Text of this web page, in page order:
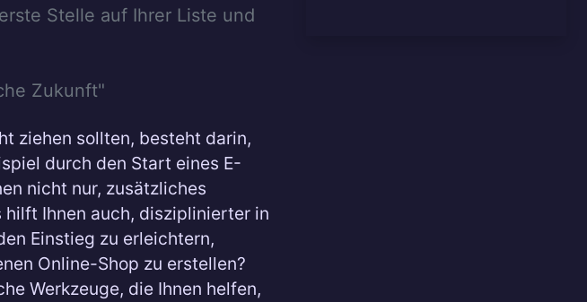
Stelle auf Ihrer Liste und
Zukunft"
ziehen sollten, besteht darin,
durch den Start eines E-
nicht nur, zusätzliches
hilft Ihnen auch, disziplinierter in
Einstieg zu erleichtern,
Online-Shop zu erstellen?
Werkzeuge, die Ihnen helfen,